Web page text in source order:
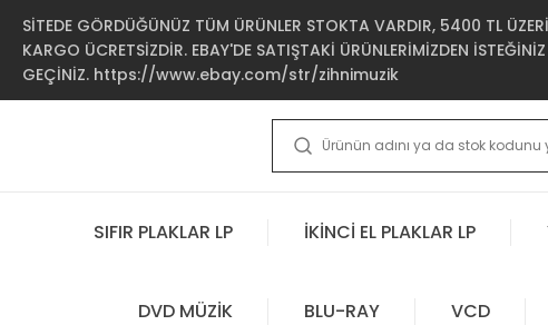
SİTEDE GÖRDÜĞÜNÜZ TÜM ÜRÜNLER STOKTA VARDIR, 5400 TL ÜZERİ
KARGO ÜCRETSİZDİR. EBAY'DE SATIŞTAKİ ÜRÜNLERİMİZDEN
GEÇİNİZ. https://www.ebay.com/str/zihnimuzik
SIFIR PLAKLAR LP İKİNCİ EL PLAKLAR LP
DVD MÜZİK BLU-RAY VCD